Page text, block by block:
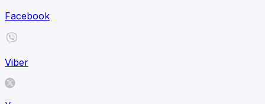
Facebook
Viber